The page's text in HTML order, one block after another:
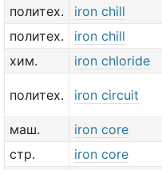
политех.
iron chill
политех.
iron chill
хим.
iron chloride
политех. iron circuit
маш.
iron core
стр.
iron core